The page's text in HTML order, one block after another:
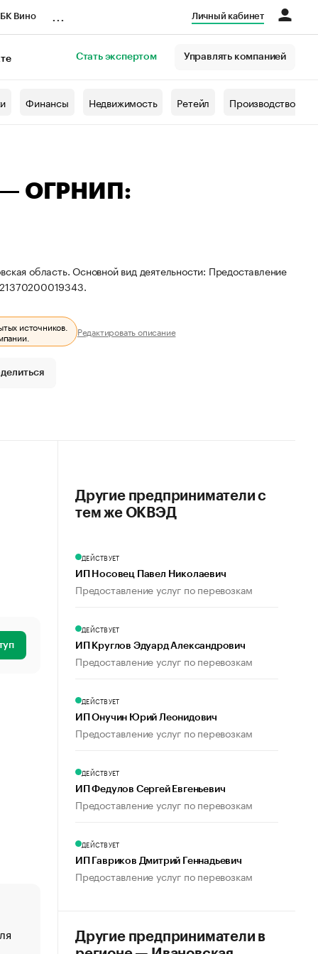
Вино Личный кабинет
Стать экспертом Управлять компанией
Финансы Недвижимость Ретейл Производство
— ОГРНИП:
область. Основной вид деятельности: Предоставление
источников.
Редактировать описание
«От спорта тело стареет иначе». Как живет глава
создавшей GTA
Другие предприниматели с
тем же ОКВЭД
ДЕЙСТВУЕТ
ИП Носовец Павел Николаевич
Предоставление услуг по перевозкам
ДЕЙСТВУЕТ
ИП Круглов Эдуард Александрович
Предоставление услуг по перевозкам
ДЕЙСТВУЕТ
ИП Онучин Юрий Леонидович
Предоставление услуг по перевозкам
ДЕЙСТВУЕТ
ИП Федулов Сергей Евгеньевич
Предоставление услуг по перевозкам
ДЕЙСТВУЕТ
ИП Гавриков Дмитрий Геннадьевич
Предоставление услуг по перевозкам
Другие предприниматели в